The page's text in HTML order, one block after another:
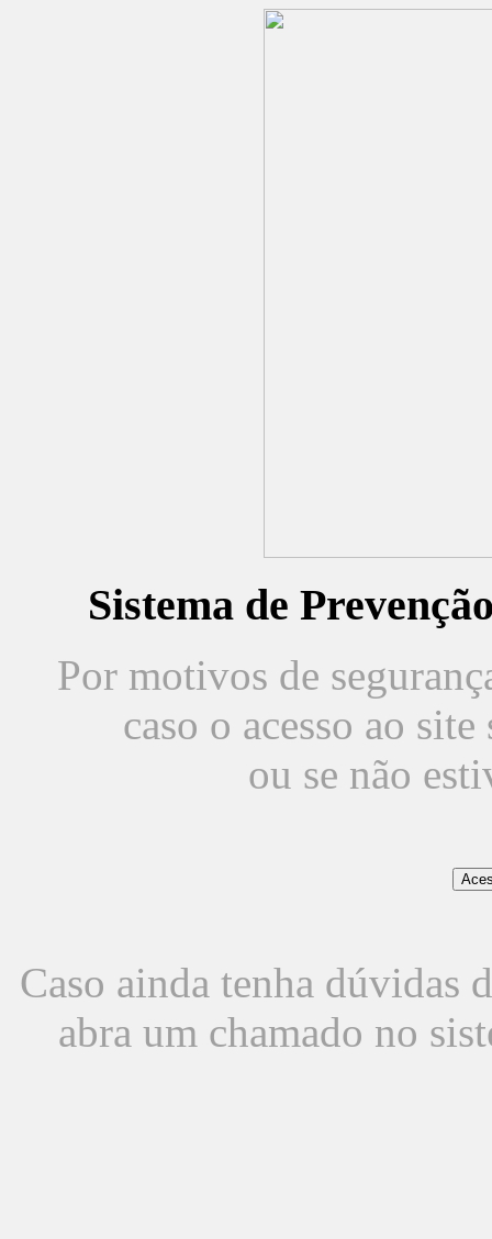
Sistema de
Por motivos de
caso o acesso ao
ou se não
Caso ainda tenha dúvidas
abra um chamado no